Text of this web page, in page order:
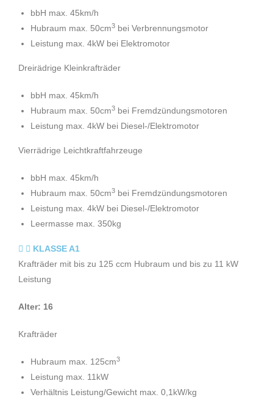
bbH max. 45km/h
Hubraum max. 50cm3 bei Verbrennungsmotor
Leistung max. 4kW bei Elektromotor
Dreirädrige Kleinkrafträder
bbH max. 45km/h
Hubraum max. 50cm3 bei Fremdzündungsmotoren
Leistung max. 4kW bei Diesel-/Elektromotor
Vierrädrige Leichtkraftfahrzeuge
bbH max. 45km/h
Hubraum max. 50cm3 bei Fremdzündungsmotoren
Leistung max. 4kW bei Diesel-/Elektromotor
Leermasse max. 350kg
KLASSE A1
Krafträder mit bis zu 125 ccm Hubraum und bis zu 11 kW
Leistung
Alter: 16
Krafträder
Hubraum max. 125cm3
Leistung max. 11kW
Verhältnis Leistung/Gewicht max. 0,1kW/kg